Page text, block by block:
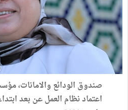
صندوق الودائع والامانات،